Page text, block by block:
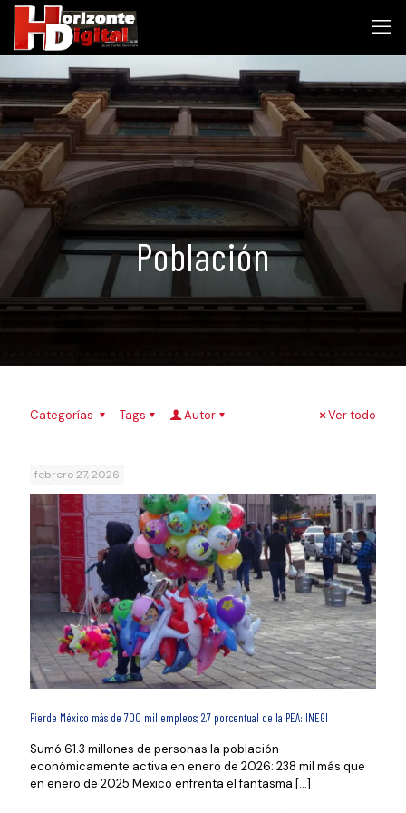
Población
Categorías Tags Autor Ver todo
febrero 27, 2026
Pierde México más de 700 mil empleos; 2.7 porcentual de la PEA: INEGI
Sumó 61.3 millones de personas la población
económicamente activa en enero de 2026: 238 mil más que
en enero de 2025 Mexico enfrenta el fantasma […]